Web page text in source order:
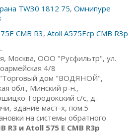
TW30 1812 75, Омнипуре
CMB R3, Atoll A575Ecp CMB R3p
Москва, ООО "Русфильтр", ул.
4/8
дом "ВОДЯНОЙ",
обл., Минский р-н.,
Городокский с/с, д.
здание маст-х, пом.5
на системы обратного
R3 и Atoll 575 E CMB R3p